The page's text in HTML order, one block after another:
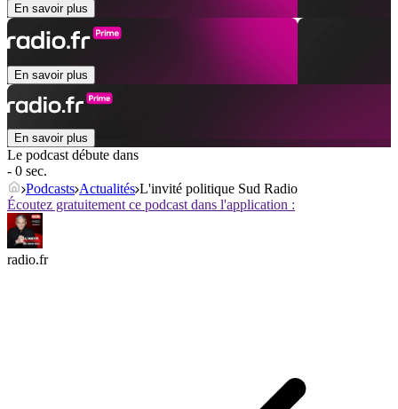
En savoir plus
En savoir plus
En savoir plus
Le podcast débute dans
- 0 sec.
Podcasts Actualités L'invité politique Sud Radio
Écoutez gratuitement ce podcast dans l'application :
radio.fr